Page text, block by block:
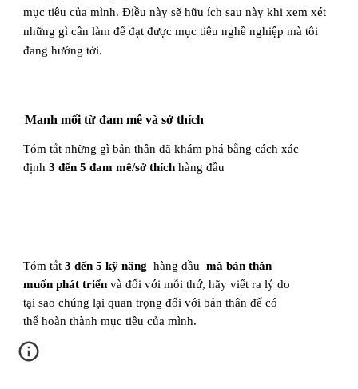
mục tiêu của mình. Điều này sẽ hữu ích sau này khi xem xét
những gì cần làm để đạt được mục tiêu nghề nghiệp mà tôi
đang hướng tới.
Manh mối từ đam mê và sở thích
Tóm tắt những gì bản thân đã khám phá bằng cách xác
định3 đến 5 đam mê/sở thíchhàng đầu
Tóm tắt3 đến 5 kỹ năng hàng đầu mà bản thân
muốn phát triểnvà đối với mỗi thứ, hãy viết ra lý do
tại sao chúng lại quan trọng đối với bản thân để có
thể hoàn thành mục tiêu của mình.